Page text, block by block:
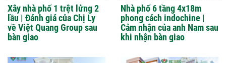
Xây nhà phố 1 trệt lửng 2
lầu | Đánh giá của Chị Ly
về Việt Quang Group sau
bàn giao
Nhà phố 6 tầng 4x18m
phong cách indochine |
Cảm nhận của anh Nam sau
khi nhận bàn giao